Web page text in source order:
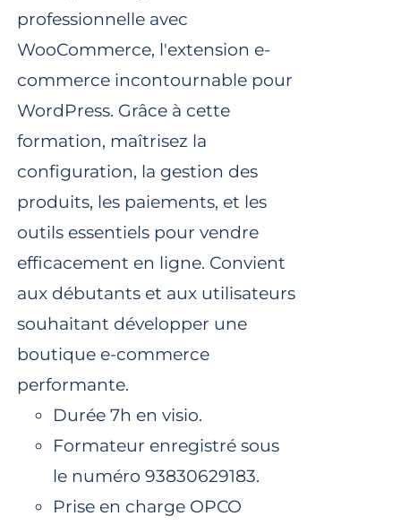
professionnelle avec
WooCommerce, l'extension e-
commerce incontournable pour
WordPress. Grâce à cette
formation, maîtrisez la
configuration, la gestion des
produits, les paiements, et les
outils essentiels pour vendre
efficacement en ligne. Convient
aux débutants et aux utilisateurs
souhaitant développer une
boutique e-commerce
performante.
Durée 7h en visio.
Formateur enregistré sous
le numéro 93830629183.
Prise en charge OPCO